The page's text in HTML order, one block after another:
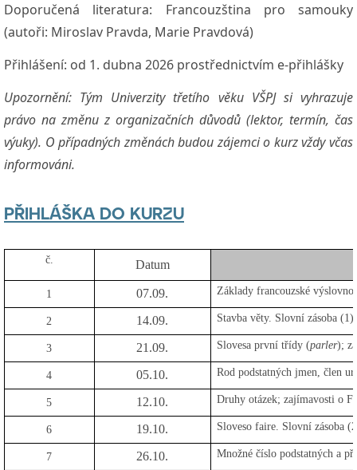
Doporučená literatura: Francouzština pro samouky
(autoři: Miroslav Pravda, Marie Pravdová)
Přihlášení: od 1. dubna 2026 prostřednictvím e-přihlášky
Upozornění: Tým Univerzity třetího věku VŠPJ si vyhrazuje
právo na změnu z organizačních důvodů (lektor, termín, čas
výuky). O případných změnách budou zájemci o kurz vždy včas
informováni.
PŘIHLÁŠKA DO KURZU
č. Datum
1 07.09. Základy francouzské
2 14.09. Stavba věty. Slovní zásoba (1)
3 21.09. Slovesa první třídy (parler);
4 05.10. Rod podstatných jmen, člen
5 12.10. Druhy otázek; zajímavosti o
6 19.10. Sloveso faire. Slovní zásoba
7 26.10. Množné číslo podstatných a